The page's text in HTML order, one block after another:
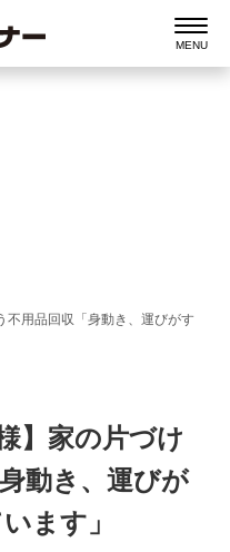
不用品回収「身動き、運びがす
】家の片づけ
動き、運びが
ます」